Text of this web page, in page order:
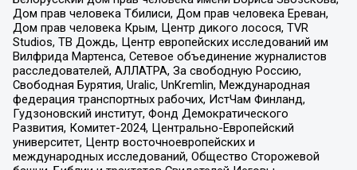
Дом прав человека Тбилиси, Дом прав человека Ереван,
Дом прав человека Крым, Центр дикого лосося, TVR
Studios, ТВ Дождь, Центр европейских исследований им
Вилфрида Мартенса, Сетевое объединение журналистов
расследователей, АЛЛАТРА, За свободную Россию,
Свободная Бурятия, Uralic, UnKremlin, Международная
федерация транспортных рабочих, ИстЧам Финланд,
Гудзоновский институт, Фонд Демократического
Развития, Комитет-2024, Центрально-Европейский
университет, Центр восточноевропейских и
международных исследований, Общество Сторожевой